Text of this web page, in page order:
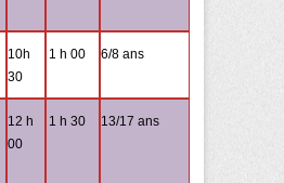
10h
30
1 h 00 6/8 ans
12 h
00
1 h 30 13/17 ans